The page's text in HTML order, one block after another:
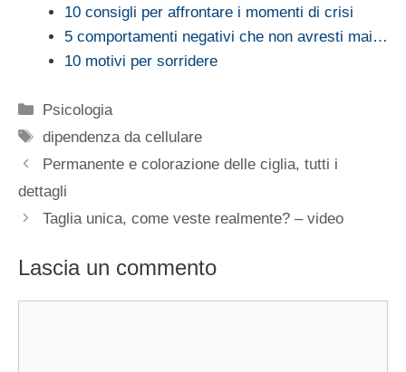
10 consigli per affrontare i momenti di crisi
5 comportamenti negativi che non avresti mai…
10 motivi per sorridere
Categorie
Psicologia
Tag
dipendenza da cellulare
Permanente e colorazione delle ciglia, tutti i
dettagli
Taglia unica, come veste realmente? – video
Lascia un commento